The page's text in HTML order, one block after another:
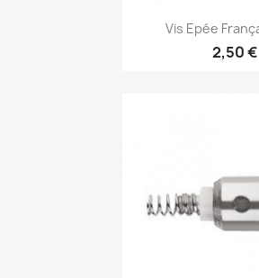
Aperçu
Vis Epée
2,50 €